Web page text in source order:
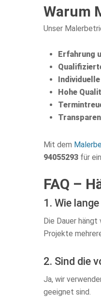
Warum
Unser
Erfahrung
Hohe
Mit dem
94055293 für
FAQ –
1. Wie
Die Dauer hängt
Projekte
2. Sind die
Ja, wir
geeignet sind.